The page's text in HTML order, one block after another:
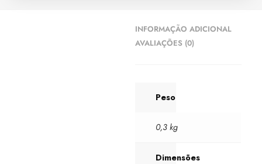
INFORMAÇÃO ADICIONAL
AVALIAÇÕES (0)
Peso
0,3 kg
Dimensões